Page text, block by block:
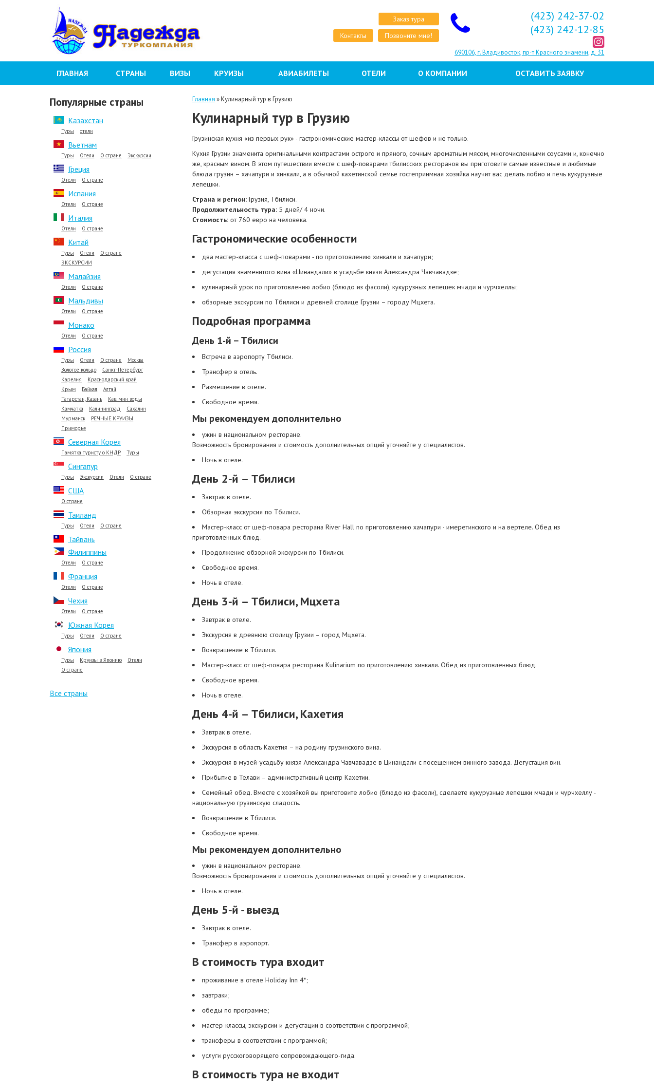
Контакты
Заказ тура
Позвоните мне!
(423) 242-37-02
(423) 242-12-85
690106, г. Владивосток, пр-т Красного знамени, д. 31
ГЛАВНАЯ СТРАНЫ ВИЗЫ КРУИЗЫ АВИАБИЛЕТЫ ОТЕЛИ О КОМПАНИИ ОСТАВИТЬ ЗАЯВКУ
Популярные страны
Казахстан
Туры отели
Вьетнам
Туры Отели О стране Экскурсии
Греция
Отели О стране
Испания
Отели О стране
Италия
Отели О стране
Китай
Туры Отели
О стране
ЭКСКУРСИИ
Малайзия
Отели О стране
Мальдивы
Отели О стране
Монако
Отели О стране
Россия
Туры Отели О стране
Москва
Золотое кольцо
Санкт-Петербург
Карелия
Краснодарский край
Крым
Байкал
Алтай
Татарстан, Казань
Кав. мин воды
Камчатка
Калининград
Сахалин
Мурманск
РЕЧНЫЕ КРУИЗЫ
Приморье
Северная Корея
Памятка туристу о КНДР Туры
Сингапур
Туры Экскурсии Отели О стране
США
О стране
Таиланд
Туры Отели О стране
Тайвань
Филиппины
Отели О стране
Франция
Отели О стране
Чехия
Отели О стране
Южная Корея
Туры Отели О стране
Япония
Туры Круизы в Японию
Отели
О стране
Все страны
Главная »Кулинарный тур в Грузию
Кулинарный тур в Грузию
Грузинская кухня «из первых рук» - гастрономические мастер-классы от шефов и не только.
Кухня Грузии знаменита оригинальными контрастами острого и пряного, сочным ароматным мясом, многочисленными соусами и, конечно
же, красным вином. В этом путешествии вместе с шеф-поварами тбилисских ресторанов вы приготовите самые известные и любимые
блюда грузин – хачапури и хинкали, а в обычной кахетинской семье гостеприимная хозяйка научит вас делать лобио и печь кукурузные
лепешки.
Страна и регион:Грузия, Тбилиси.
Продолжительность тура:5 дней/ 4 ночи.
Стоимость:от 760 евро на человека.
Гастрономические особенности
два мастер-класса с шеф-поварами - по приготовлению хинкали и хачапури;
дегустация знаменитого вина «Цинандали» в усадьбе князя Александра Чавчавадзе;
кулинарный урок по приготовлению лобио (блюдо из фасоли), кукурузных лепешек мчади и чурчхеллы;
обзорные экскурсии по Тбилиси и древней столице Грузии – городу Мцхета.
Подробная программа
День 1-й – Тбилиси
Встреча в аэропорту Тбилиси.
Трансфер в отель.
Размещение в отеле.
Свободное время.
Мы рекомендуем дополнительно
ужин в национальном ресторане.
Возможность бронирования и стоимость дополнительных опций уточняйте у специалистов.
Ночь в отеле.
День 2-й – Тбилиси
Завтрак в отеле.
Обзорная экскурсия по Тбилиси.
Мастер-класс от шеф-повара ресторана River Hall по приготовлению хачапури - имеретинского и на вертеле. Обед из
приготовленных блюд.
Продолжение обзорной экскурсии по Тбилиси.
Свободное время.
Ночь в отеле.
День 3-й – Тбилиси, Мцхета
Завтрак в отеле.
Экскурсия в древнюю столицу Грузии – город Мцхета.
Возвращение в Тбилиси.
Мастер-класс от шеф-повара ресторана Kulinarium по приготовлению хинкали. Обед из приготовленных блюд.
Свободное время.
Ночь в отеле.
День 4-й – Тбилиси, Кахетия
Завтрак в отеле.
Экскурсия в область Кахетия – на родину грузинского вина.
Экскурсия в музей-усадьбу князя Александра Чавчавадзе в Цинандали с посещением винного завода. Дегустация вин.
Прибытие в Телави – административный центр Кахетии.
Семейный обед. Вместе с хозяйкой вы приготовите лобио (блюдо из фасоли), сделаете кукурузные лепешки мчади и чурчхеллу -
национальную грузинскую сладость.
Возвращение в Тбилиси.
Свободное время.
Мы рекомендуем дополнительно
ужин в национальном ресторане.
Возможность бронирования и стоимость дополнительных опций уточняйте у специалистов.
Ночь в отеле.
День 5-й - выезд
Завтрак в отеле.
Трансфер в аэропорт.
В стоимость тура входит
проживание в отеле Holiday Inn 4*;
завтраки;
обеды по программе;
мастер-классы, экскурсии и дегустации в соответствии с программой;
трансферы в соответствии с программой;
услуги русскоговорящего сопровождающего-гида.
В стоимость тура не входит